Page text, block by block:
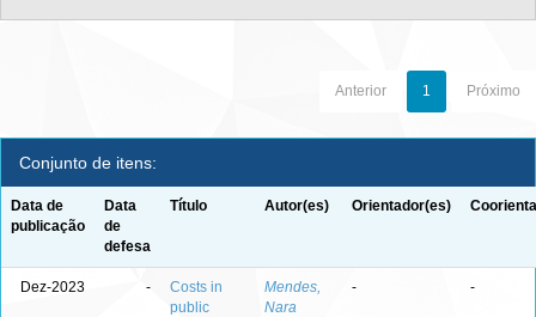
Anterior 1 Próximo
Conjunto de itens:
Data de
publicação
Data
de
defesa
Título Autor(es) Orientador(es)
Dez-2023 -
Costs in
public
Mendes,
Nara
- -